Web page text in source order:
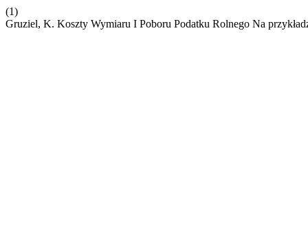
(1)
Gruziel, K. Koszty Wymiaru I Poboru Podatku Rolnego Na